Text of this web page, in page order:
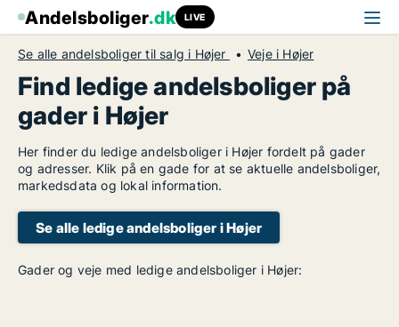
Andelsboliger.dk LIVE
Se alle andelsboliger til salg i Højer Veje i Højer
Find ledige andelsboliger på
gader i Højer
Her finder du ledige andelsboliger i Højer fordelt på gader
og adresser. Klik på en gade for at se aktuelle andelsboliger,
markedsdata og lokal information.
Se alle ledige andelsboliger i Højer
Gader og veje med ledige andelsboliger i Højer: